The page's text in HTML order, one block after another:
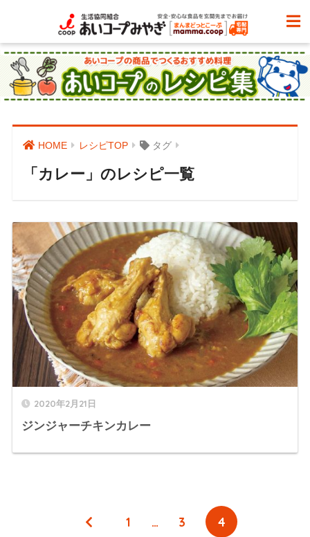
HOME レシピTOP タグ
「カレー」のレシピ一覧
2020年2月21日
ジンジャーチキンカレー
1 … 3 4